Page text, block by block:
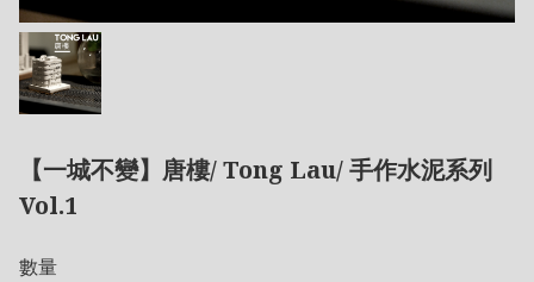
【一城不變】唐樓/ Tong Lau/ 手作水泥系列
Vol.1
數量